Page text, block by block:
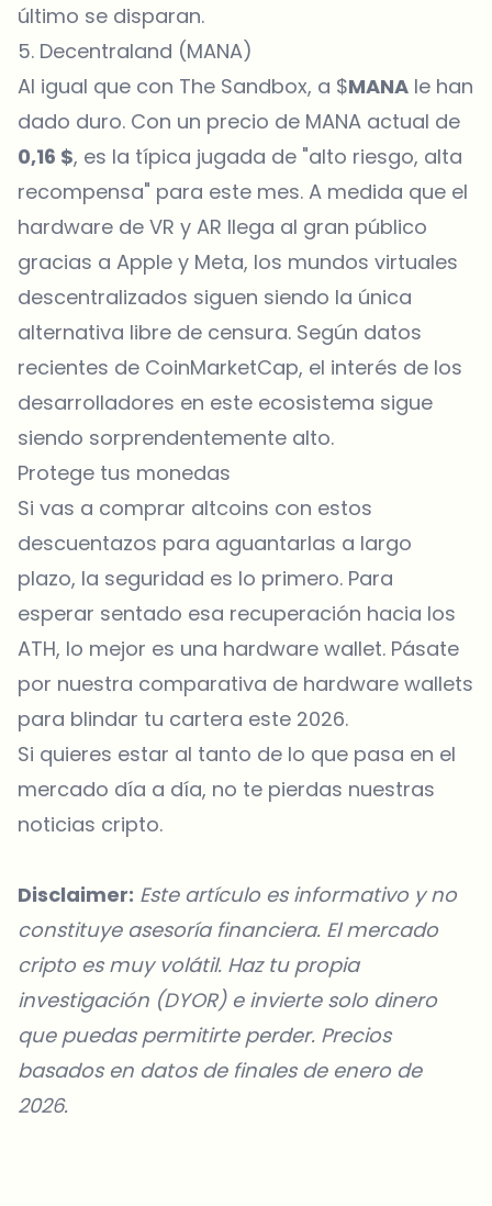
último se disparan.
5. Decentraland (MANA)
Al igual que con The Sandbox, a $MANA le han
dado duro. Con un precio de MANA actual de
0,16 $, es la típica jugada de "alto riesgo, alta
recompensa" para este mes. A medida que el
hardware de VR y AR llega al gran público
gracias a Apple y Meta, los mundos virtuales
descentralizados siguen siendo la única
alternativa libre de censura. Según datos
recientes de CoinMarketCap, el interés de los
desarrolladores en este ecosistema sigue
siendo sorprendentemente alto.
Protege tus monedas
Si vas a comprar altcoins con estos
descuentazos para aguantarlas a largo
plazo, la seguridad es lo primero. Para
esperar sentado esa recuperación hacia los
ATH, lo mejor es una hardware wallet. Pásate
por nuestra comparativa de hardware wallets
para blindar tu cartera este 2026.
Si quieres estar al tanto de lo que pasa en el
mercado día a día, no te pierdas nuestras
noticias cripto.
Disclaimer: Este artículo es informativo y no
constituye asesoría financiera. El mercado
cripto es muy volátil. Haz tu propia
investigación (DYOR) e invierte solo dinero
que puedas permitirte perder. Precios
basados en datos de finales de enero de
2026.